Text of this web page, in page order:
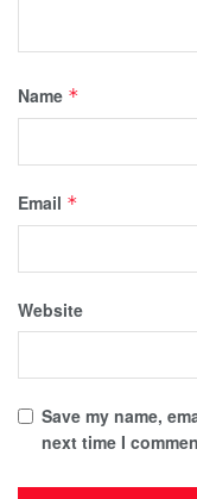
Name *
Email *
Website
Save my name,
next time I